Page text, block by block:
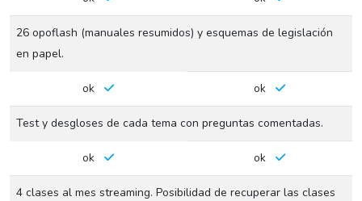
26 opoflash (manuales resumidos) y esquemas de legislación
en papel.
ok ok
Test y desgloses de cada tema con preguntas comentadas.
ok ok
4 clases al mes streaming. Posibilidad de recuperar las clases